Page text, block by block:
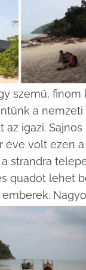
szemű,
a
igazi.
volt ezen
strandra
quadot lehet